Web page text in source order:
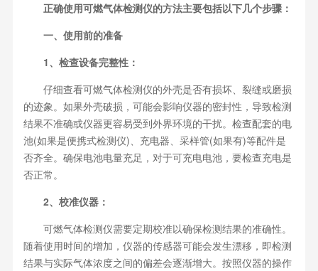
正确使用可燃气体检测仪的方法主要包括以下几个步骤：
一、使用前的准备
1、检查设备完整性：
仔细查看可燃气体检测仪的外壳是否有损坏、裂缝或磨损
的迹象。如果外壳破损，可能会影响仪器的密封性，导致检测
结果不准确或仪器更容易受到外界环境的干扰。检查配套的电
池(如果是便携式检测仪)、充电器、采样管(如果有)等配件是
否齐全。确保电池电量充足，对于可充电电池，要检查充电是
否正常。
2、校准仪器：
可燃气体检测仪需要定期校准以确保检测结果的准确性。
随着使用时间的增加，仪器的传感器可能会发生漂移，即检测
结果与实际气体浓度之间的偏差会逐渐增大。按照仪器的操作